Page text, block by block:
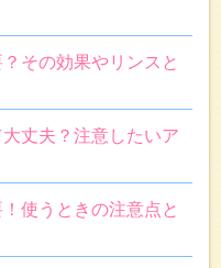
その効果やリンスと
丈夫？注意したいア
使うときの注意点と